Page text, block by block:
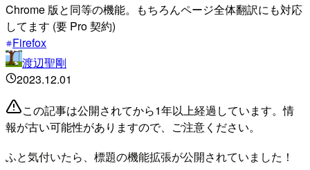
Chrome 版と同等の機能。もちろんページ全体翻訳にも対応
してます (要 Pro 契約)
Firefox
渡辺聖剛
2023.12.01
この記事は公開されてから1年以上経過しています。情
報が古い可能性がありますので、ご注意ください。
ふと気付いたら、標題の機能拡張が公開されていました！